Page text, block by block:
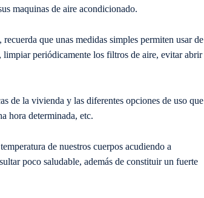
maquinas de aire acondicionado.
que unas medidas simples permiten usar de
limpiar periódicamente los filtros de aire, evitar abrir
de la vivienda y las diferentes opciones de uso que
hora determinada, etc.
de nuestros cuerpos acudiendo a
poco saludable, además de constituir un fuerte